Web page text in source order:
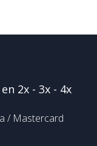
2x - 3x - 4x
/ Mastercard